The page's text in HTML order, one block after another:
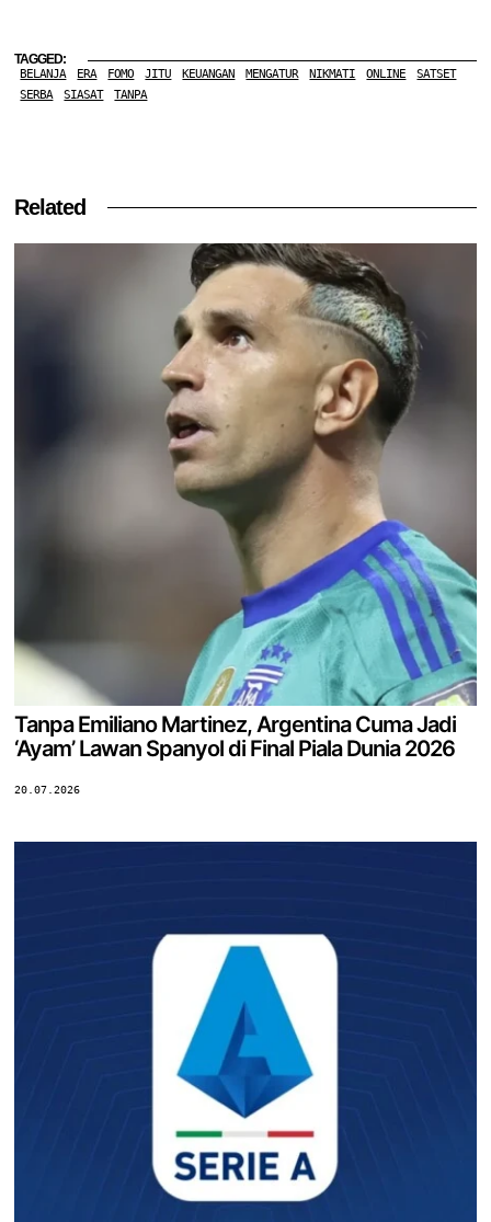
TAGGED:
BELANJA ERA FOMO JITU KEUANGAN MENGATUR NIKMATI ONLINE
SATSET
SERBA
SIASAT TANPA
Related
Tanpa Emiliano Martinez, Argentina Cuma Jadi
‘Ayam’ Lawan Spanyol di Final Piala Dunia 2026
20.07.2026